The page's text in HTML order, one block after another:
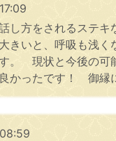
し方をされるステキ
きいと、呼吸も浅く
。 現状と今後の可
かったです！ 御縁